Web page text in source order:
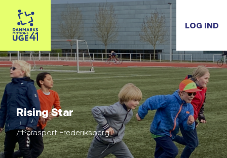
LOG IND
Rising Star
/ Parasport Frederiksberg